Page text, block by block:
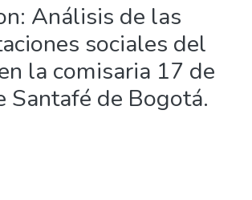
Análisis de las
sociales del
la comisaria 17 de
Santafé de Bogotá.